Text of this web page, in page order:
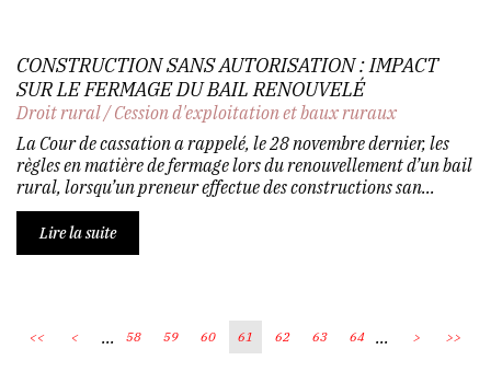
CONSTRUCTION SANS AUTORISATION : IMPACT
SUR LE FERMAGE DU BAIL RENOUVELÉ
Droit rural/Cession d'exploitation et baux ruraux
La Cour de cassation a rappelé, le 28 novembre dernier, les
règles en matière de fermage lors du renouvellement d’un bail
rural, lorsqu’un preneur effectue des constructions san...
Lire la suite
<< < ... 58 59 60 61 62 63 64 ... > >>